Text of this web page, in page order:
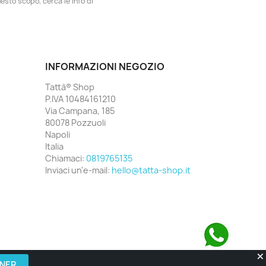
INFORMAZIONI NEGOZIO
Tattà® Shop
P.IVA 10484161210
Via Campana, 185
80078 Pozzuoli
Napoli
Italia
Chiamaci: 0819765135
Inviaci un'e-mail: hello@tatta-shop.it
Contattaci su WhatsApp